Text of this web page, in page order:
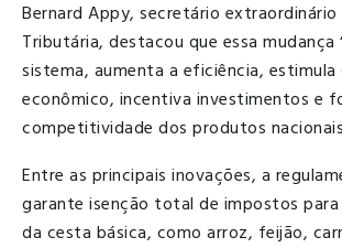
Bernard Appy, secretário extraordinário
Tributária, destacou que essa mudança
sistema, aumenta a eficiência,
econômico, incentiva investimentos e
competitividade dos produtos
Entre as principais inovações, a
garante isenção total de impostos para
da cesta básica, como arroz, feijão,